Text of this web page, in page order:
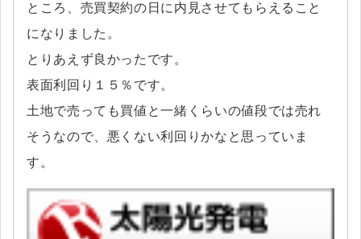
ところ、売買契約の日に内見させてもらえること
になりました。
とりあえず良かったです。
表面利回り１５％です。
土地で売っても買値と一緒くらいの値段では売れ
そうなので、悪くない利回りかなと思っていま
す。